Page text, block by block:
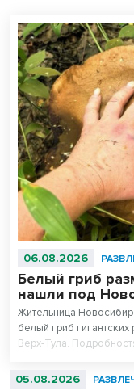
06.08.2026
Белый гриб
нашли под
Жительница
белый гриб
Верх-Тула.
05.08.2026